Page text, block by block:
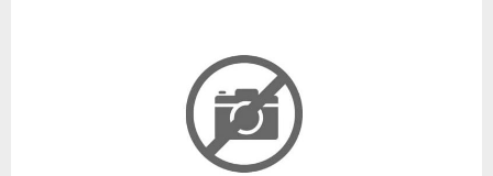
1855-1881
1881-1894